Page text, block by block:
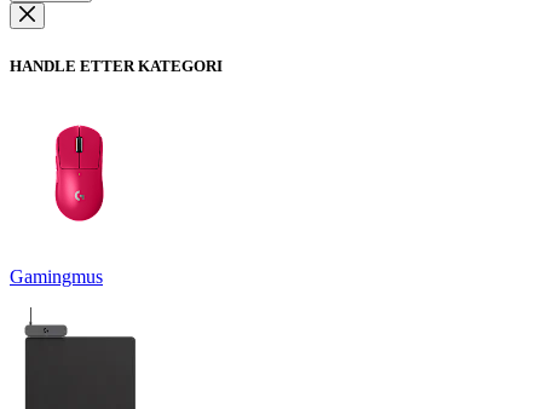
HANDLE ETTER KATEGORI
Gamingmus